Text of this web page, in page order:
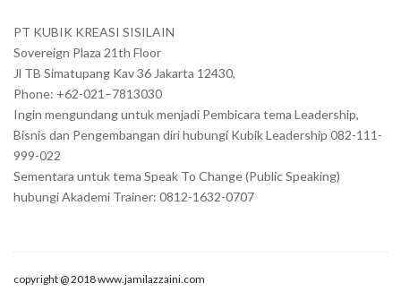
PT KUBIK KREASI SISILAIN
Sovereign Plaza 21th Floor
Jl TB Simatupang Kav 36 Jakarta 12430,
Phone: +62-021–7813030
Ingin mengundang untuk menjadi Pembicara tema Leadership,
Bisnis dan Pengembangan diri hubungi Kubik Leadership 082-111-
999-022
Sementara untuk tema Speak To Change (Public Speaking)
hubungi Akademi Trainer: 0812-1632-0707
copyright @ 2018 www.jamilazzaini.com